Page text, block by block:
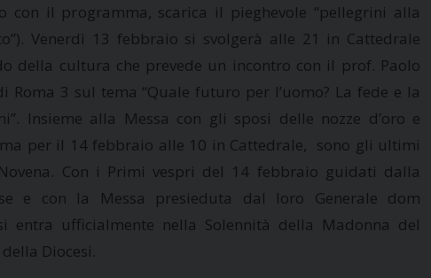
con il programma, scarica il pieghevole “pellegrini alla
Venerdì 13 febbraio si svolgerà alle 21 in Cattedrale
della cultura che prevede un incontro con il prof. Paolo
Roma 3 sul tema “Quale futuro per l’uomo? La fede e la
Insieme alla Messa con gli sposi delle nozze d’oro e
per il 14 febbraio alle 10 in Cattedrale, sono gli ultimi
Con i Primi vespri del 14 febbraio guidati dalla
e con la Messa presieduta dal loro Generale dom
entra ufficialmente nella Solennità della Madonna del
Diocesi.